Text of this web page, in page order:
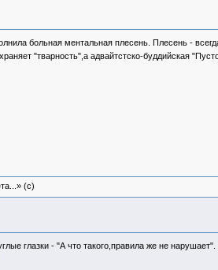
больная ментальная плесень. Плесень -
"тварность",а адвайтстско-буддийская
(c)
глазки - "А что такого,правила же не нарушает".